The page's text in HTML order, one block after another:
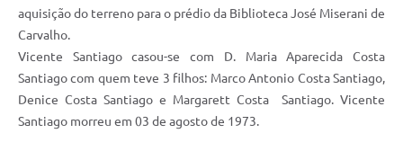
aquisição do terreno para o prédio da Biblioteca José Miserani de
Carvalho.
Vicente Santiago casou-se com D. Maria Aparecida Costa
Santiago com quem teve 3 filhos: Marco Antonio Costa Santiago,
Denice Costa Santiago e Margarett Costa Santiago. Vicente
Santiago morreu em 03 de agosto de 1973.